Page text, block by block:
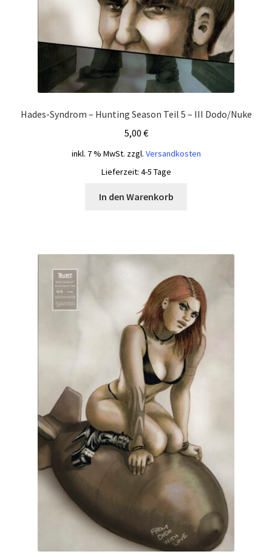
Hades-Syndrom – Hunting Season Teil 5 – III Dodo/Nuke
5,00 €
inkl. 7 % MwSt. zzgl. Versandkosten
Lieferzeit: 4-5 Tage
In den Warenkorb